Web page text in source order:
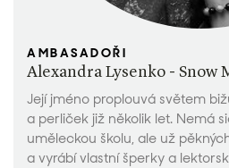
AMBASADOŘI
Alexandra Lysenko - Snow
Její jméno proplouvá světem
a perliček již několik let. Nemá
uměleckou školu, ale už
a vyrábí vlastní šperky a